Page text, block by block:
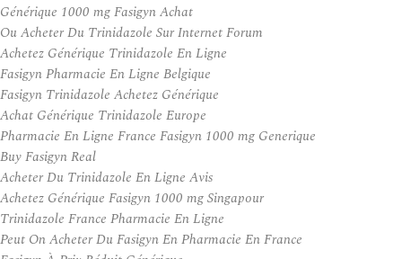
Générique 1000 mg Fasigyn Achat
Ou Acheter Du Trinidazole Sur Internet Forum
Achetez Générique Trinidazole En Ligne
Fasigyn Pharmacie En Ligne Belgique
Fasigyn Trinidazole Achetez Générique
Achat Générique Trinidazole Europe
Pharmacie En Ligne France Fasigyn 1000 mg Generique
Buy Fasigyn Real
Acheter Du Trinidazole En Ligne Avis
Achetez Générique Fasigyn 1000 mg Singapour
Trinidazole France Pharmacie En Ligne
Peut On Acheter Du Fasigyn En Pharmacie En France